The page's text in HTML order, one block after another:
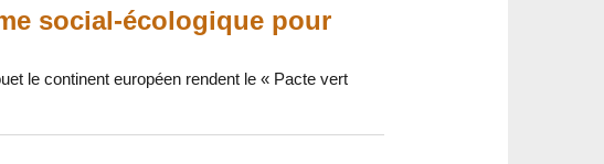
social-écologique pour
le continent européen rendent le « Pacte vert